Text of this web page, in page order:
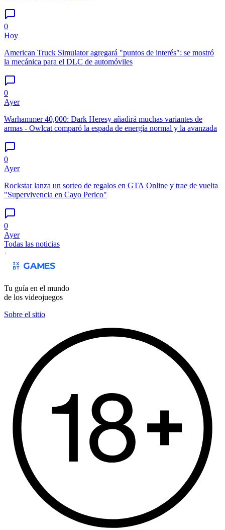
0
Hoy
American Truck Simulator agregará "puntos de interés": se mostró
la mecánica para el DLC de automóviles
0
Ayer
Warhammer 40,000: Dark Heresy añadirá muchas variantes de
armas - Owlcat comparó la espada de energía normal y la avanzada
0
Ayer
Rockstar lanza un sorteo de regalos en GTA Online y trae de vuelta
"Supervivencia en Cayo Perico"
0
Ayer
Todas las noticias
Tu guía en el mundo
de los videojuegos
Sobre el sitio